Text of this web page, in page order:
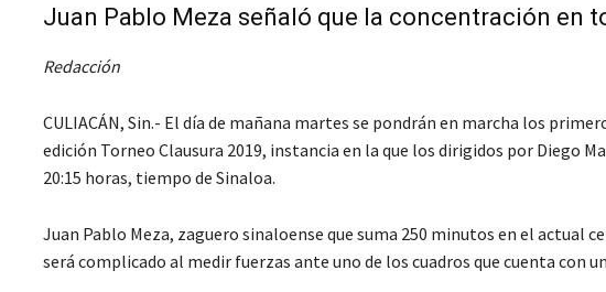
Juan Pablo Meza señaló que la concentración en
Redacción
CULIACÁN, Sin.- El día de mañana martes se pondrán en marcha los
edición Torneo Clausura 2019, instancia en la que los dirigidos por Diego
20:15 horas, tiempo de Sinaloa.
Juan Pablo Meza, zaguero sinaloense que suma 250 minutos en el actual
será complicado al medir fuerzas ante uno de los cuadros que cuenta con